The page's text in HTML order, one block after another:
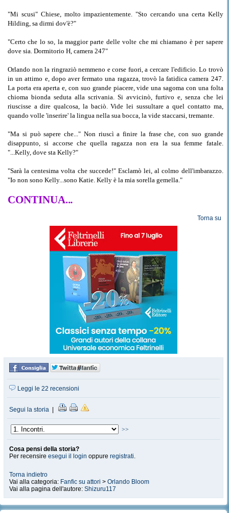
"Mi scusi" Chiese, molto impazientemente. "Sto cercando una certa Kelly
Hilding, sa dirmi dov'è?"
"Certo che lo so, la maggior parte delle volte che mi chiamano è per sapere
dove sia. Dormitorio H, camera 247"
Orlando non la ringraziò nemmeno e corse fuori, a cercare l'edificio. Lo trovò
in un attimo e, dopo aver fermato una ragazza, trovò la fatidica camera 247.
La porta era aperta e, con suo grande piacere, vide una sagoma con una folta
chioma bionda seduta alla scrivania. Si avvicinò, furtivo e, senza che lei
riuscisse a dire qualcosa, la baciò. Vide lei sussultare a quel contatto ma,
quando volle 'inserire' la lingua nella sua bocca, la vide staccarsi, tremante.
"Ma si può sapere che..." Non riuscì a finire la frase che, con suo grande
disappunto, si accorse che quella ragazza non era la sua femme fatale.
"...Kelly, dove sta Kelly?"
"Sarà la centesima volta che succede!" Esclamò lei, al colmo dell'imbarazzo.
"Io non sono Kelly...sono Katie. Kelly è la mia sorella gemella."
CONTINUA...
Torna su
Leggi le 22 recensioni
Segui la storia
>>
Cosa pensi della storia?
Per recensire esegui il login oppure registrati.
Torna indietro
Vai alla categoria: Fanfic su attori > Orlando Bloom
Vai alla pagina dell'autore: Shizuru117